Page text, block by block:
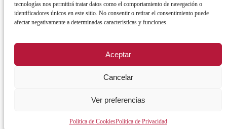
tecnologías nos permitirá tratar datos como el comportamiento de navegación o
identificadores únicos en este sitio. No consentir o retirar el consentimiento puede
afectar negativamente a determinadas características y funciones.
Aceptar
Cancelar
Ver preferencias
Política de CookiesPolítica de Privacidad
REGISTRO DE ACTIVIDADES DE TRATAMIENTO